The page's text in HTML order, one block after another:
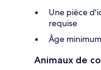
Une pièce
requise
Âge
Animaux de